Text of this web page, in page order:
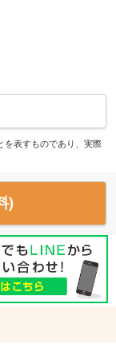
を表すものであり、実際
)